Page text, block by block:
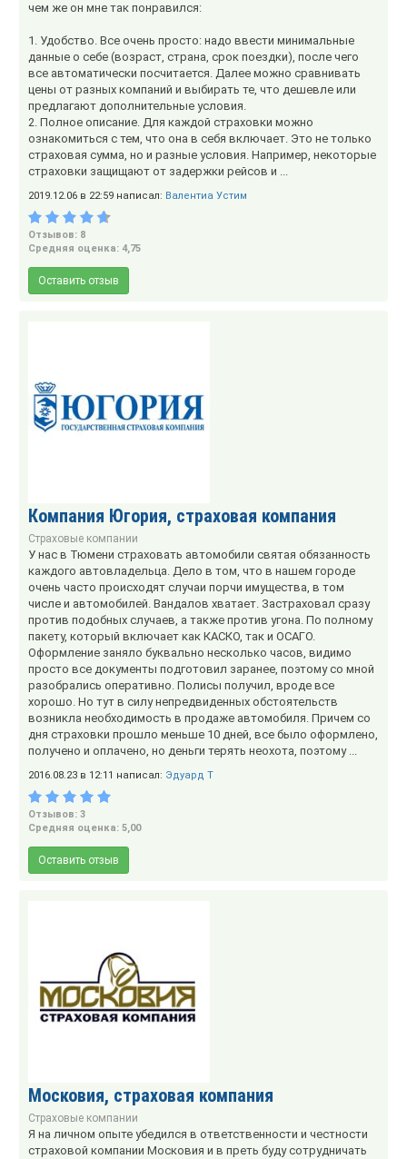
чем же он мне так понравился:
1. Удобство. Все очень просто: надо ввести минимальные
данные о себе (возраст, страна, срок поездки), после чего
все автоматически посчитается. Далее можно сравнивать
цены от разных компаний и выбирать те, что дешевле или
предлагают дополнительные условия.
2. Полное описание. Для каждой страховки можно
ознакомиться с тем, что она в себя включает. Это не только
страховая сумма, но и разные условия. Например, некоторые
страховки защищают от задержки рейсов и ...
2019.12.06 в 22:59 написал: Валентиа Устим
Отзывов: 8
Средняя оценка: 4,75
Оставить отзыв
Компания Югория, страховая компания
Страховые компании
У нас в Тюмени страховать автомобили святая обязанность
каждого автовладельца. Дело в том, что в нашем городе
очень часто происходят случаи порчи имущества, в том
числе и автомобилей. Вандалов хватает. Застраховал сразу
против подобных случаев, а также против угона. По полному
пакету, который включает как КАСКО, так и ОСАГО.
Оформление заняло буквально несколько часов, видимо
просто все документы подготовил заранее, поэтому со мной
разобрались оперативно. Полисы получил, вроде все
хорошо. Но тут в силу непредвиденных обстоятельств
возникла необходимость в продаже автомобиля. Причем со
дня страховки прошло меньше 10 дней, все было оформлено,
получено и оплачено, но деньги терять неохота, поэтому ...
2016.08.23 в 12:11 написал: Эдуард T
Отзывов: 3
Средняя оценка: 5,00
Оставить отзыв
Московия, страховая компания
Страховые компании
Я на личном опыте убедился в ответственности и честности
страховой компании Московия и в преть буду сотрудничать